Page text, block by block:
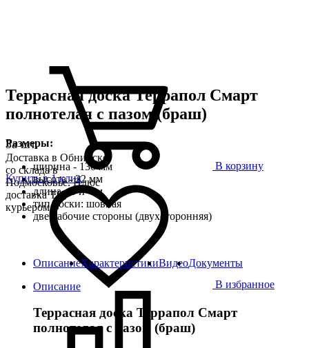
За шт.
Доставка в Обнинске
со склада в
Подмосковье. Плюс
доставка ТК,
курьером
В корзину
Купить в 1 клик
В избранное
Террасная доска Террапол Смарт
полнотелая с пазом (браш)
Размеры:
ширина - 130 мм
высота - 22 мм
длина - 3 и 4 м
тип доски: шовная
две рабочие стороны (двухсторонняя)
ОписаниеХарактеристикиВидеоДокументы
Описание
Террасная доска Террапол Смарт
полнотелая с пазом (браш)